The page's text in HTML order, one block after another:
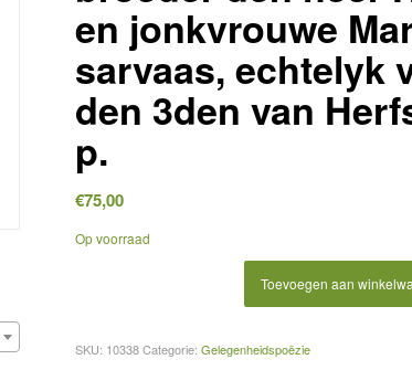
en jonkvrouwe
sarvaas, echtelyk
den 3den van
p.
€75,00
Op voorraad
Toevoegen aan
SKU: 10338 Categorie:Gelegenheidspoëzie